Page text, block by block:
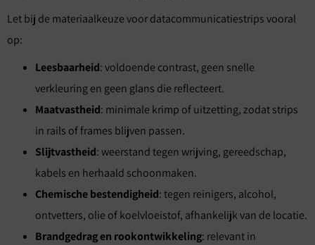
Let bij de materiaalkeuze voor datacommunicatiestrips vooral
op:
Leesbaarheid: voldoende contrast, geen snelle
verkleuring en geen glans die reflecteert.
Maatvastheid: minimale krimp of uitzetting, zodat strips
in rails of frames blijven passen.
Slijtvastheid: weerstand tegen wrijving, gereedschap,
kabels en herhaald schoonmaken.
Chemische bestendigheid: tegen reinigers, alcohol,
ontvetters, olie of koelvloeistof, afhankelijk van de locatie.
Brandgedrag en rookontwikkeling: relevant in